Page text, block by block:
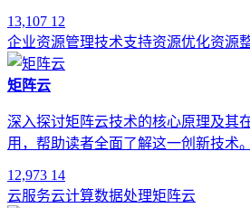
13,107 12
企业资源管理技术支持资源优化资源
矩阵云
深入探讨矩阵云技术的核心原理及其
用，帮助读者全面了解这一创新技术。
12,973 14
云服务云计算数据处理矩阵云